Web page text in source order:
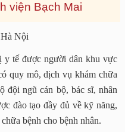
viện Bạch Mai
Nội
y tế được người dân khu vực
quy mô, dịch vụ khám chữa
đội ngũ cán bộ, bác sĩ, nhân
đào tạo đầy đủ về kỹ năng,
bệnh cho bệnh nhân.